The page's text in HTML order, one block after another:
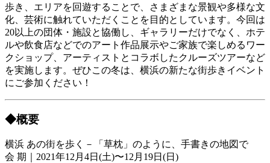
歩き、エリアを回遊することで、さまざまな景観や多様な文
化、芸術に触れていただくことを目的としています。今回は
20以上の団体・施設と協働し、ギャラリーだけでなく、ホテ
ルや飲食店などでのアート作品展示やご家族で楽しめるワー
クショップ、アーティストとコラボしたクルーズツアーなど
を実施します。ぜひこの冬は、横浜の新たな街歩きイベント
にご参加ください！
◆概要
横浜 あの街を歩く－「草枕」のように、手書きの地図で
会 期｜2021年12月4日(土)〜12月19日(日)